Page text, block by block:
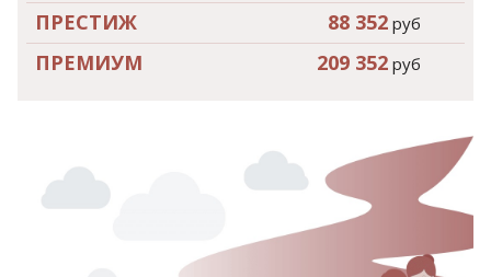
ПРЕСТИЖ 88 352 руб
ПРЕМИУМ 209 352 руб